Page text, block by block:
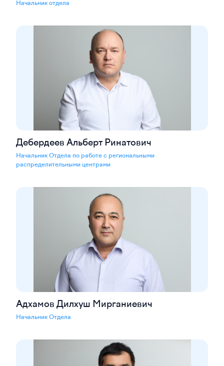
Начальник отдела
Дебердеев Альберт Ринатович
Начальник Отдела по работе с региональными
распределительными центрами
Адхамов Дилхуш Мирганиевич
Начальник Отдела